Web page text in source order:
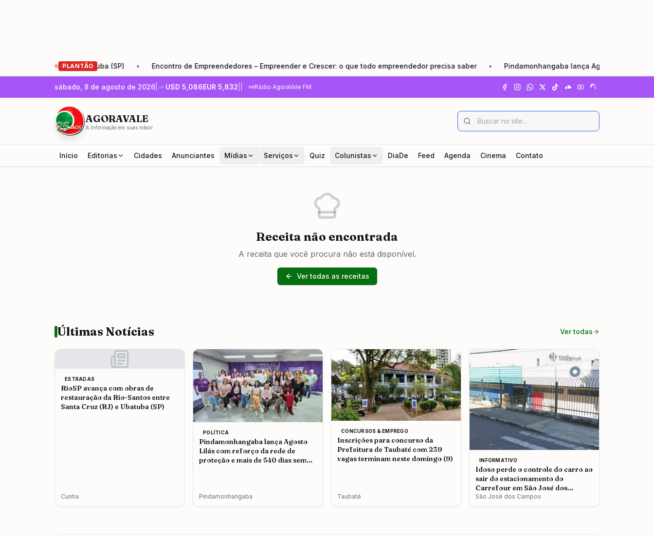
PLANTÃO
Cruz (RJ) e Ubatuba (SP) • Encontro de Empreendedores – Empreender e Crescer: o que todo empreendedor precisa saber • Pindamonhangaba lança Agosto Lilás com reforço
sábado, 8 de agosto de 2026 USD 5,086EUR 5,832 Rádio AgoraVale FM
AGORAVALE
A Informação em suas mãos!
Início Editorias Cidades Anunciantes Mídias Serviços Quiz Colunistas DiaDe Feed Agenda Cinema Contato
Receita não encontrada
A receita que você procura não está disponível.
Ver todas as receitas
Últimas Notícias Ver todas
ESTRADAS
RioSP avança com obras de
restauração da Rio-Santos entre
Santa Cruz (RJ) e Ubatuba (SP)
Cunha
POLÍTICA
Pindamonhangaba lança Agosto
Lilás com reforço da rede de
proteção e mais de 540 dias sem
Pindamonhangaba
CONCURSOS & EMPREGO
Inscrições para concurso da
Prefeitura de Taubaté com 239
vagas terminam neste domingo (9)
Taubaté
INFORMATIVO
Idoso perde o controle do carro ao
sair do estacionamento do
Carrefour em São José dos
Campos
São José dos Campos